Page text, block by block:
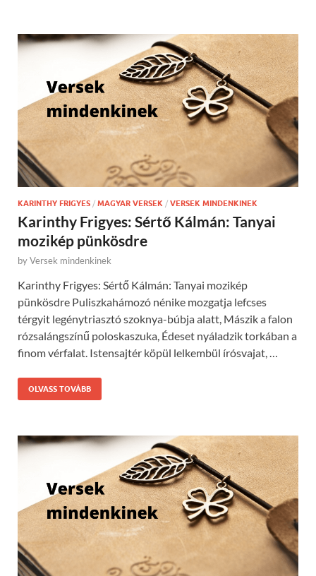
KARINTHY FRIGYES / MAGYAR VERSEK / VERSEK MINDENKINEK
Karinthy Frigyes: Sértő Kálmán: Tanyai
mozikép pünkösdre
byVersek mindenkinek
Karinthy Frigyes: Sértő Kálmán: Tanyai mozikép
pünkösdre Puliszkahámozó nénike mozgatja lefcses
térgyit legénytriasztó szoknya-búbja alatt, Mászik a falon
rózsalángszínű poloskaszuka, Édeset nyáladzik torkában a
finom vérfalat. Istensajtér köpül lelkembül írósvajat, …
OLVASS TOVÁBB